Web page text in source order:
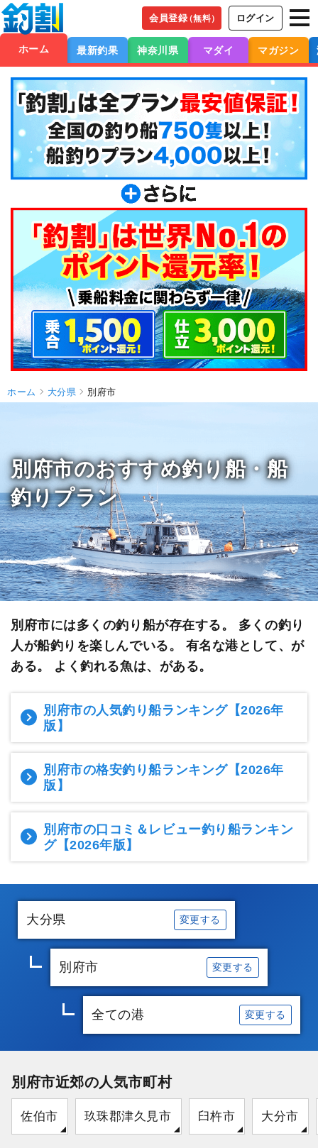
会員登録（無料） ログイン
ホーム 最新釣果 神奈川県 マダイ マガジン
ホーム 大分県 別府市
別府市のおすすめ釣り船・船
釣りプラン
別府市には多くの釣り船が存在する。 多くの釣り
人が船釣りを楽しんでいる。 有名な港として、が
ある。 よく釣れる魚は、がある。
別府市の人気釣り船ランキング【2026年
版】
別府市の格安釣り船ランキング【2026年
版】
別府市の口コミ＆レビュー釣り船ランキン
グ【2026年版】
大分県 変更する
別府市 変更する
全ての港 変更する
別府市近郊の人気市町村
佐伯市 玖珠郡津久見市 臼杵市 大分市